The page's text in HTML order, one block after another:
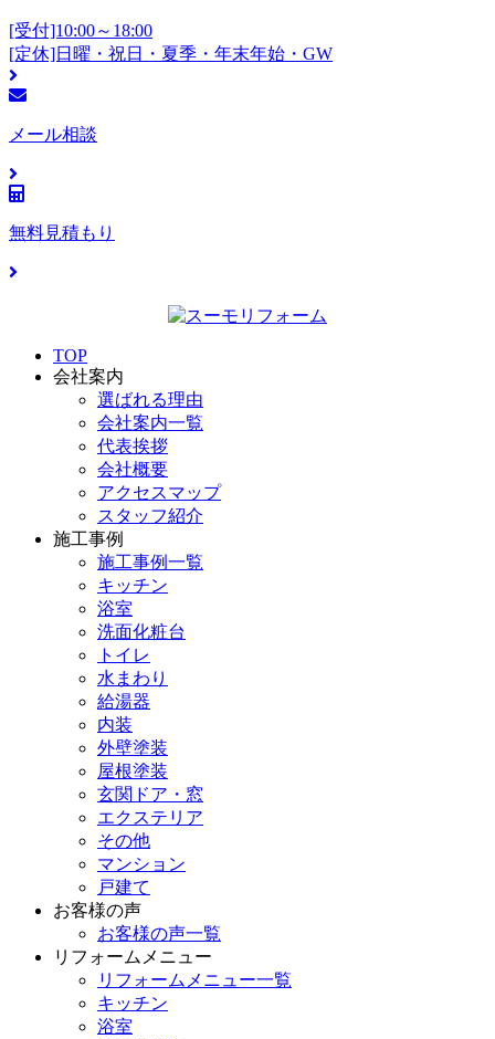
[受付]10:00～18:00
[定休]日曜・祝日・夏季・年末年始・GW
メール相談
無料見積もり
TOP
会社案内
選ばれる理由
会社案内一覧
代表挨拶
会社概要
アクセスマップ
スタッフ紹介
施工事例
施工事例一覧
キッチン
浴室
洗面化粧台
トイレ
水まわり
給湯器
内装
外壁塗装
屋根塗装
玄関ドア・窓
エクステリア
その他
マンション
戸建て
お客様の声
お客様の声一覧
リフォームメニュー
リフォームメニュー一覧
キッチン
浴室